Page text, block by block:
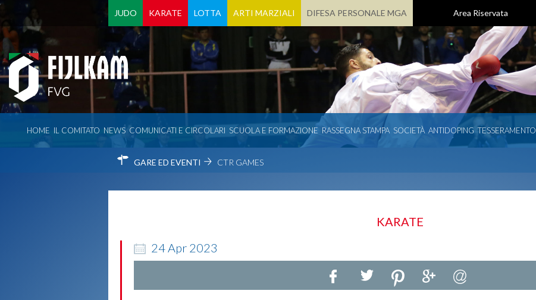
JUDO KARATE LOTTA ARTI MARZIALI DIFESA PERSONALE MGA Area Riservata
HOME IL COMITATO NEWS COMUNICATI E CIRCOLARI SCUOLA E FORMAZIONE RASSEGNA STAMPA SOCIETÀ ANTIDOPING TESSERAMENTO
GARE ED EVENTI CTR GAMES
KARATE
24 Apr 2023